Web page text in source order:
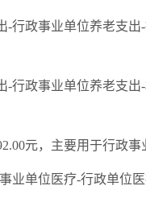
-行政事业单位养老支
-行政事业单位养老支
元，主要用于行政
业单位医疗-行政单位